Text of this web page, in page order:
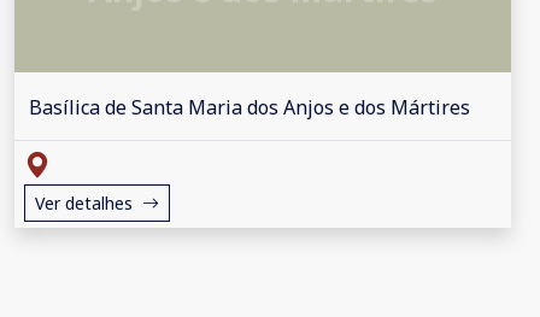
Basílica de Santa Maria dos Anjos e dos Mártires
Ver detalhes